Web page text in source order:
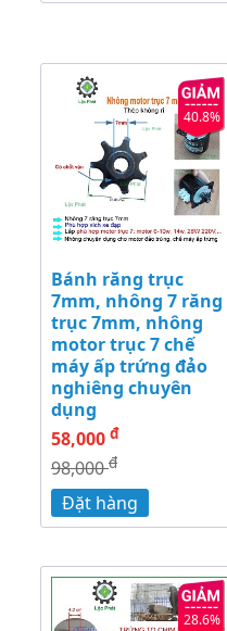
40.8%
Bánh răng trục
7mm, nhông 7 răng
trục 7mm, nhông
motor trục 7 chế
máy ấp trứng đảo
nghiêng chuyên
dụng
58,000 đ
98,000đ
Đặt hàng
28.6%